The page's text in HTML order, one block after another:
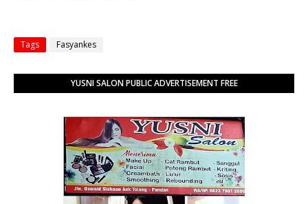
Tags Fasyankes
YUSNI SALON PUBLIC ADVERTISEMENT FREE